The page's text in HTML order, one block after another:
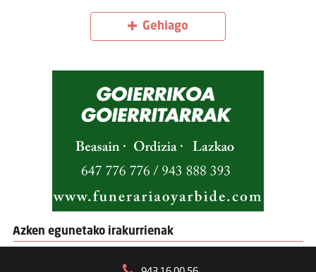
Gehiago
Azken egunetako irakurrienak